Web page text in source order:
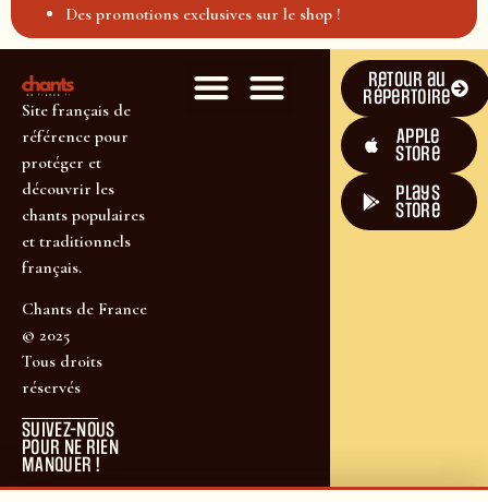
Des promotions exclusives sur le shop !
Site français de
référence pour
protéger et
découvrir les
chants populaires
et traditionnels
français.
Chants de France
© 2025
Tous droits
réservés
SUIVEZ-NOUS
POUR NE RIEN
MANQUER !
Retour au
répertoire
Apple
Store
plays
store